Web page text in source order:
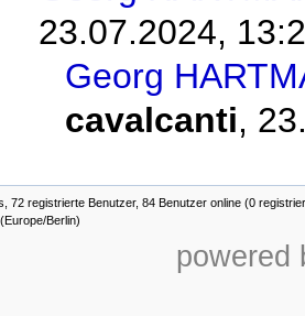
23.07.2024,
Georg
cavalcanti,
72 registrierte Benutzer, 84 Benutzer online (0
Berlin)
powered